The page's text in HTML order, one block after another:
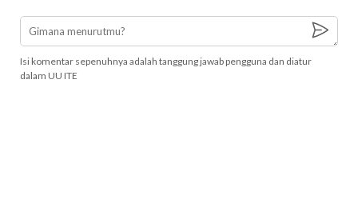
Isi komentar sepenuhnya adalah tanggung jawab pengguna dan diatur
dalam UU ITE